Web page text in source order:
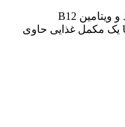
2,900,000تومان
معرفی کامل محصول قرص فولیک اسید و ویتامین B12
ویتابیوتیکس مدل Ultra Folic Acid 400µg یک مکمل غذایی حاوی